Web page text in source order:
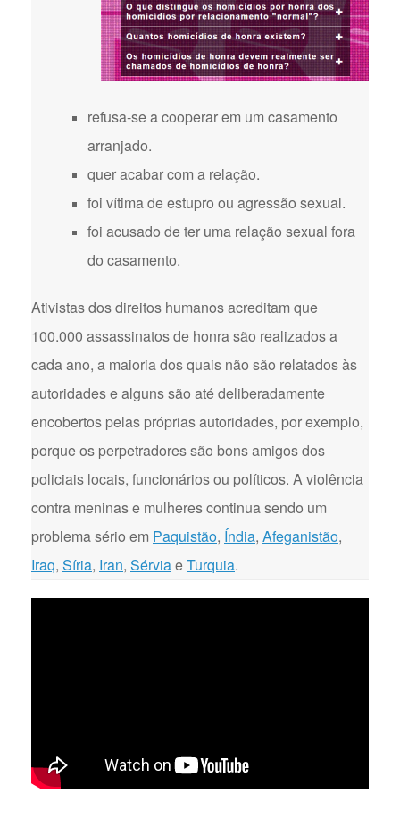
refusa-se a cooperar em um casamento
arranjado.
quer acabar com a relação.
foi vítima de estupro ou agressão sexual.
foi acusado de ter uma relação sexual fora
do casamento.
Ativistas dos direitos humanos acreditam que
100.000 assassinatos de honra são realizados a
cada ano, a maioria dos quais não são relatados às
autoridades e alguns são até deliberadamente
encobertos pelas próprias autoridades, por exemplo,
porque os perpetradores são bons amigos dos
policiais locais, funcionários ou políticos. A violência
contra meninas e mulheres continua sendo um
problema sério em Paquistão, Índia, Afeganistão,
Iraq, Síria, Iran, SérviaeTurquia.